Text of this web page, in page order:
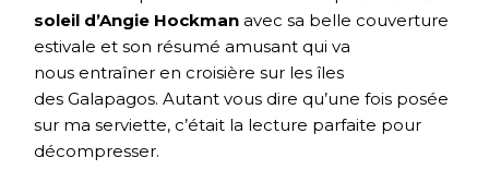
soleil d’Angie Hockman avec sa belle couverture
estivale et son résumé amusant qui va
nous entraîner en croisière sur les îles
des Galapagos. Autant vous dire qu’une fois posée
sur ma serviette, c’était la lecture parfaite pour
décompresser.